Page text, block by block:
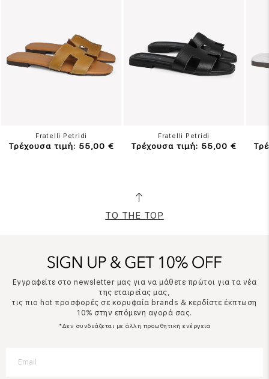
Fratelli Petridi
Τρέχουσα τιμή: 55,00 €
Fratelli Petridi
Τρέχουσα τιμή: 55,00 €
TO THE TOP
Εγγραφείτε στο newsletter μας για να μάθετε πρώτοι για τα νέα
της εταιρείας μας,
τις πιο hot προσφορές σε κορυφαία brands & κερδίστε έκπτωση
10% στην επόμενη αγορά σας.
*Δεν συνδυάζεται με άλλη προωθητική ενέργεια